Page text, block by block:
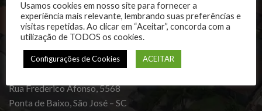
pessoa com deficiência.
DADOS DE CONTATO
Rua Frederico Afonso, 5568
Ponta de Baixo, São José – SC
Usamos cookies em nosso site para fornecer a
experiência mais relevante, lembrando suas preferências e
visitas repetidas. Ao clicar em “Aceitar”, concorda com a
utilização de TODOS os cookies.
Configurações de Cookies ACEITAR